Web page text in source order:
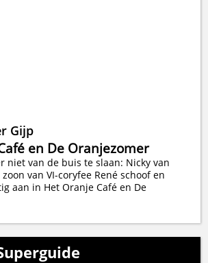
Gijp
en De Oranjezomer
niet van de buis te slaan: Nicky van
van VI-coryfee René schoof en
aan in Het Oranje Café en De